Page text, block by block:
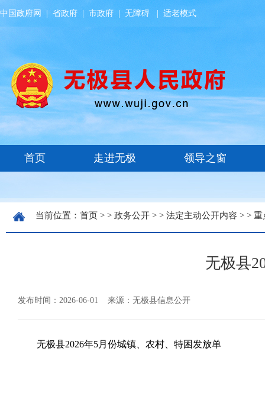
中国政府网 省政府 市政府 无障碍 适老模式
当前位置： 首页 > > 政务公开 > > 法定主动公开内容 > > 重
无极县
发布时间：2026-06-01 来源：无极县信息公开
无极县2026年5月份城镇、农村、特困发放单